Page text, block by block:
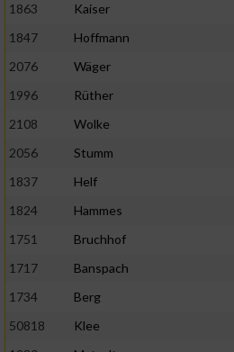
1863
Kaiser
1847
Hoffmann
2076
Wäger
1996
Rüther
2108
Wolke
2056
Stumm
1837
Helf
1824
Hammes
1751
Bruchhof
1717
Banspach
1734
Berg
50818
Klee